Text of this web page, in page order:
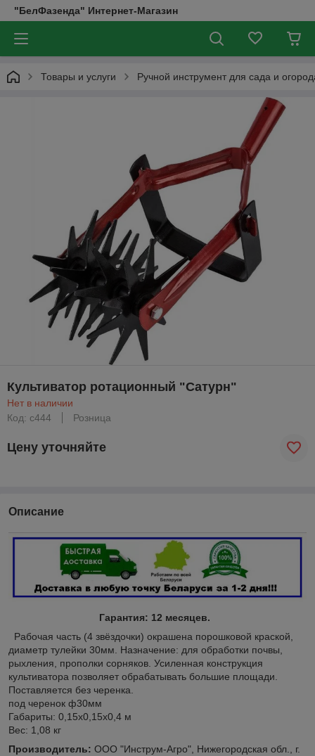
"БелФазенда" Интернет-Магазин
Товары и услуги Ручной инструмент для сада и
Культиватор ротационный "Сатурн"
Нет в наличии
Код: с444
Розница
Цену уточняйте
Описание
Гарантия: 12 месяцев.
Рабочая часть (4 звёздочки) окрашена порошковой краской,
диаметр тулейки 30мм. Назначение: для обработки почвы,
рыхления, прополки сорняков. Усиленная конструкция
культиватора позволяет обрабатывать большие площади.
Поставляется без черенка.
под черенок ф30мм
Габариты: 0,15х0,15х0,4 м
Вес: 1,08 кг
Производитель: ООО "Инструм-Агро", Нижегородская обл., г.